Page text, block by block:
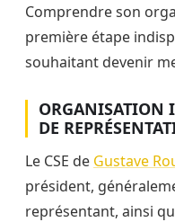
Comprendre son
première étape
souhaitant devenir
ORGANISATION
DE
Le CSE de Gustave
président,
représentant, ainsi